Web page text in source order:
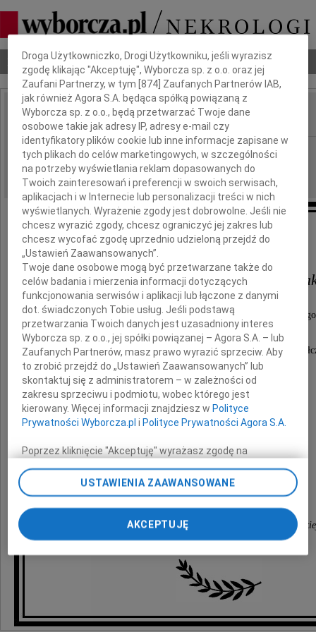
Nekrologi Odeszli Poradnik pogrzebowy
IMIĘ I NAZWISKO:
REGION: Bydgoszcz
DATA EMISJI: 07.07.2026
Pani
mgr farm. Małgorzacie
Przewodniczącej Naczelnego Sądu
składamy wyrazy szczerego żalu i głębokiego
z powodu śmierci
Mamy
Marek Tomków
Prezes Naczelnej Rady Aptekarskiej
Członkowie Naczelnej Rady Aptekarskiej
oraz pracownicy biura Naczelnej Izby
Dbamy o Twoją prywatność
Droga Użytkowniczko, Drogi Użytkowniku, jeśli wyrazisz
zgodę klikając "Akceptuję", Wyborcza sp. z o.o. oraz jej
Zaufani Partnerzy, w tym [874 ] Zaufanych Partnerów IAB,
jak również Agora S.A. będąca spółką powiązaną z
Wyborcza sp. z o.o., będą przetwarzać Twoje dane
osobowe takie jak adresy IP, adresy e-mail czy
identyfikatory plików cookie lub inne informacje zapisane w
tych plikach do celów marketingowych, w szczególności
na potrzeby wyświetlania reklam dopasowanych do
Twoich zainteresowań i preferencji w swoich serwisach,
aplikacjach i w Internecie lub personalizacji treści w nich
wyświetlanych. Wyrażenie zgody jest dobrowolne. Jeśli nie
chcesz wyrazić zgody, chcesz ograniczyć jej zakres lub
chcesz wycofać zgodę uprzednio udzieloną przejdź do
„Ustawień Zaawansowanych”.
Twoje dane osobowe mogą być przetwarzane także do
celów badania i mierzenia informacji dotyczących
funkcjonowania serwisów i aplikacji lub łączone z danymi
dot. świadczonych Tobie usług. Jeśli podstawą
przetwarzania Twoich danych jest uzasadniony interes
Wyborcza sp. z o.o., jej spółki powiązanej – Agora S.A. – lub
Zaufanych Partnerów, masz prawo wyrazić sprzeciw. Aby
to zrobić przejdź do „Ustawień Zaawansowanych” lub
skontaktuj się z administratorem – w zależności od
zakresu sprzeciwu i podmiotu, wobec którego jest
kierowany. Więcej informacji znajdziesz w Polityce
Prywatności Wyborcza.pl i Polityce Prywatności Agora S.A.
Poprzez kliknięcie "Akceptuję" wyrażasz zgodę na
Wyborczej sp. z o. o. jej Zaufanych Partnerów i Agora S.A.
na Twoim urządzeniu końcowym. Możesz też w każdej
chwili zmienić swoje preferencje dot. plików cookie,
ponownie wywołując narzędzie do zarządzania Twoimi
preferencjami dot. przetwarzania danych poprzez
przechodząc do sekcji „Ustawienia zaawansowane”.
Zmiana ustawień plików cookie możliwa jest także za
My, nasi Zaufani Partnerzy i Agora S.A. możemy
USTAWIENIA ZAAWANSOWANE
AKCEPTUJĘ